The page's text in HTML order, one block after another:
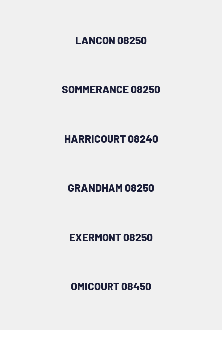
LANCON 08250
SOMMERANCE 08250
HARRICOURT 08240
GRANDHAM 08250
EXERMONT 08250
OMICOURT 08450